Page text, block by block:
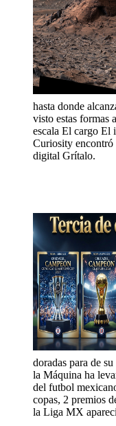
hasta donde
visto estas formas
escala El cargo El
Curiosity encontró
digital Grítalo.
doradas para de
la Máquina ha
del futbol
copas, 2 premios
la Liga MX